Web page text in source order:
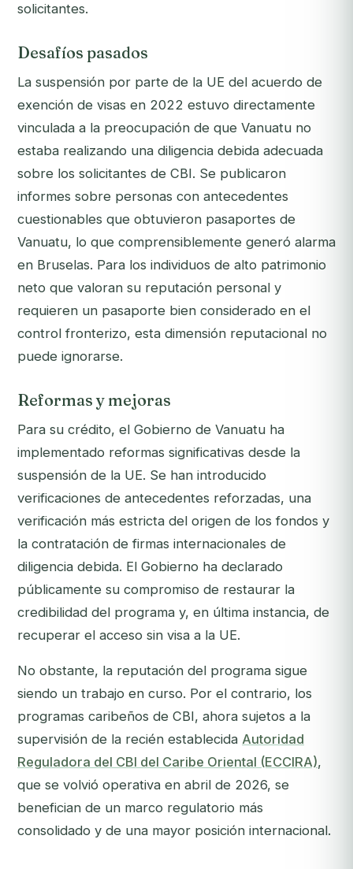
solicitantes.
Desafíos pasados
La suspensión por parte de la UE del acuerdo de
exención de visas en 2022 estuvo directamente
vinculada a la preocupación de que Vanuatu no
estaba realizando una diligencia debida adecuada
sobre los solicitantes de CBI. Se publicaron
informes sobre personas con antecedentes
cuestionables que obtuvieron pasaportes de
Vanuatu, lo que comprensiblemente generó alarma
en Bruselas. Para los individuos de alto patrimonio
neto que valoran su reputación personal y
requieren un pasaporte bien considerado en el
control fronterizo, esta dimensión reputacional no
puede ignorarse.
Reformas y mejoras
Para su crédito, el Gobierno de Vanuatu ha
implementado reformas significativas desde la
suspensión de la UE. Se han introducido
verificaciones de antecedentes reforzadas, una
verificación más estricta del origen de los fondos y
la contratación de firmas internacionales de
diligencia debida. El Gobierno ha declarado
públicamente su compromiso de restaurar la
credibilidad del programa y, en última instancia, de
recuperar el acceso sin visa a la UE.
No obstante, la reputación del programa sigue
siendo un trabajo en curso. Por el contrario, los
programas caribeños de CBI, ahora sujetos a la
supervisión de la recién establecida Autoridad
Reguladora del CBI del Caribe Oriental (ECCIRA),
que se volvió operativa en abril de 2026, se
benefician de un marco regulatorio más
consolidado y de una mayor posición internacional.